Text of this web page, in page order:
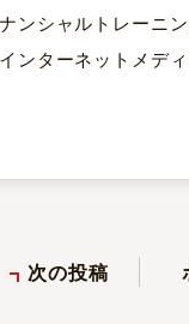
ンシャルトレーニ
ンターネットメデ
次の投稿